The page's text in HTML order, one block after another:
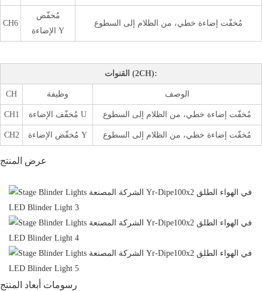
CH6
مُخفّض
الإضاءة Y
مُخفّت إضاءة خطي، من الظلام إلى السطوع
القنوات (2CH):
CH وظيفة الوصف
CH1 مُخفّف الإضاءة U مُخفّت إضاءة خطي، من الظلام إلى السطوع
CH2 مُخفّض الإضاءة Y مُخفّت إضاءة خطي، من الظلام إلى السطوع
عرض المنتج
رسومات أبعاد المنتج